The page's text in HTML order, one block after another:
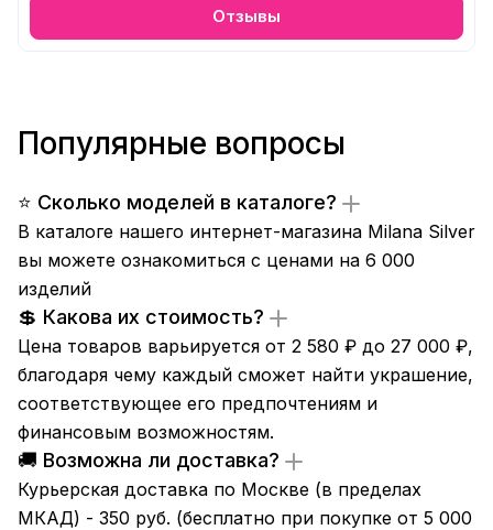
Отзывы
Популярные вопросы
⭐ Сколько моделей в каталоге?
В каталоге нашего интернет-магазина Milana Silver
вы можете ознакомиться с ценами на 6 000
изделий
💲 Какова их стоимость?
Цена товаров варьируется от 2 580 ₽ до 27 000 ₽,
благодаря чему каждый сможет найти украшение,
соответствующее его предпочтениям и
финансовым возможностям.
🚚 Возможна ли доставка?
Курьерская доставка по Москве (в пределах
МКАД) - 350 руб. (бесплатно при покупке от 5 000